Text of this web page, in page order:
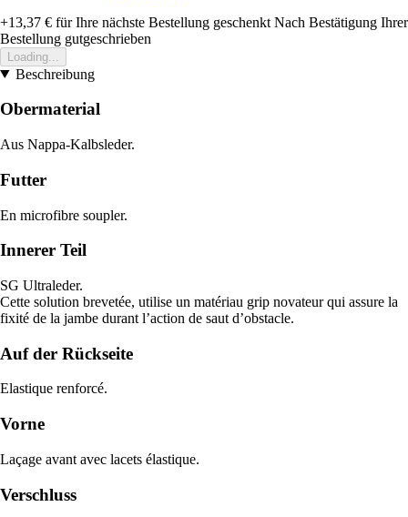
+13,37 € für Ihre nächste Bestellung geschenkt Nach Bestätigung Ihrer
Bestellung gutgeschrieben
Loading...
Beschreibung
Obermaterial
Aus Nappa-Kalbsleder.
Futter
En microfibre soupler.
Innerer Teil
SG Ultraleder.
Cette solution brevetée, utilise un matériau grip novateur qui assure la
fixité de la jambe durant l’action de saut d’obstacle.
Auf der Rückseite
Elastique renforcé.
Vorne
Laçage avant avec lacets élastique.
Verschluss